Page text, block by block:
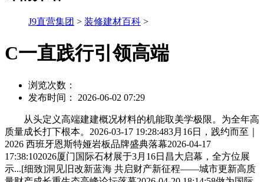
J9直营集团 > 装修建材百科 >
C一直践行引领高端
浏览次数：
发布时间： 2026-06-02 07:29
从头定义高端建建概况材料的机能取美学极限。为全年高
质量成长打下根本。2026-03-17 19:28:483月16日，践约而至｜
2026 西班牙恩斯特娅岩板品牌盛典落幕2026-04-17
17:38:102026厦门国际石材展于3月16日昌大启幕，全方位展
示...[细致]洞见旧改新蓝海 共启财产新征程——城市更新高质